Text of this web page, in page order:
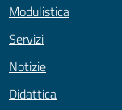
Modulistica
Servizi
Notizie
Didattica